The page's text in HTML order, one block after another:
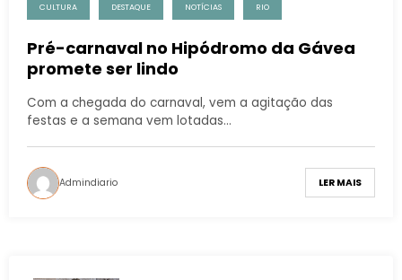
CULTURA DESTAQUE NOTÍCIAS RIO
Pré-carnaval no Hipódromo da Gávea
promete ser lindo
Com a chegada do carnaval, vem a agitação das
festas e a semana vem lotadas…
Admindiario LER MAIS